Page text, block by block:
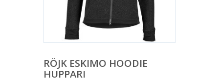
RÖJK ESKIMO HOODIE
HUPPARI